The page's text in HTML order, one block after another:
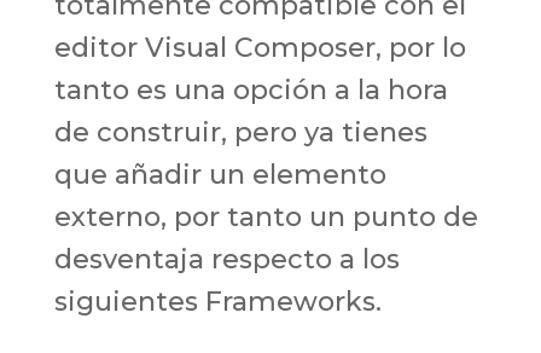
editor Visual Composer, por lo
tanto es una opción a la hora
de construir, pero ya tienes
que añadir un elemento
externo, por tanto un punto de
desventaja respecto a los
siguientes Frameworks.